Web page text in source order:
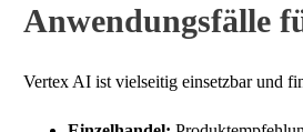
Anwendungsfälle
Vertex AI ist vielseitig einsetzbar und